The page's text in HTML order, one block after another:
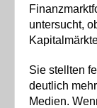
untersucht,
Sie stellten
deutlich
Medien.